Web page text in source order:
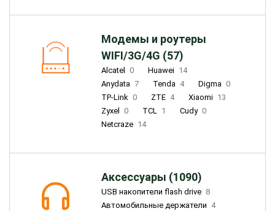
Модемы и роутеры
WIFI/3G/4G (57)
Alcatel 0 Huawei 14
Anydata 7 Tenda 4 Digma 0
TP-Link 0 ZTE 4 Xiaomi 13
Zyxel
0 TCL 1 Cudy 0
Netcraze 14
Аксессуары (1090)
USB накопители flash drive 8
Автомобильные держатели 4